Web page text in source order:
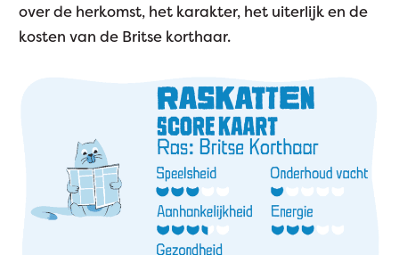
over de herkomst, het karakter, het uiterlijk en de
kosten van de Britse korthaar.